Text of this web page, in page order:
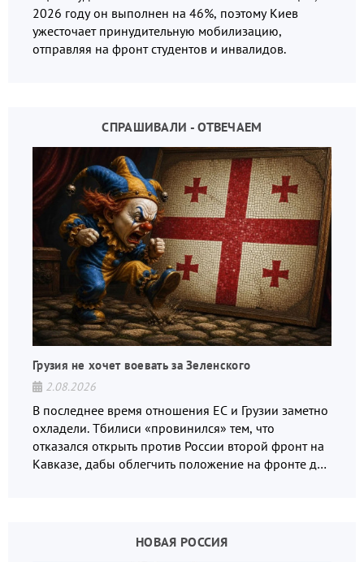
2026 году он выполнен на 46%, поэтому Киев
ужесточает принудительную мобилизацию,
отправляя на фронт студентов и инвалидов.
СПРАШИВАЛИ - ОТВЕЧАЕМ
Грузия не хочет воевать за Зеленского
2.08.2026
В последнее время отношения ЕС и Грузии заметно
охладели. Тбилиси «провинился» тем, что
отказался открыть против России второй фронт на
Кавказе, дабы облегчить положение на фронте для
НОВАЯ РОССИЯ